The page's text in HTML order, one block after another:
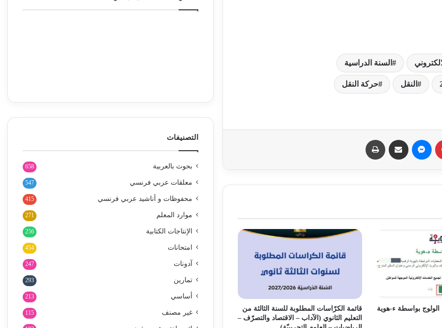
السنة الدراسية
النقل حركة النقل
الولوج بواسطة ء-هوية
قائمة الكرّاسات المطلوبة للسنة الثالثة من
التعليم الثانوي (الآداب – الاقتصاد والتصرّف –
التصنيفات
بحوث بالعربية 658
معلقات عربي فرنسي 547
محفوظات و أناشيد عربي فرنسي 415
موارد المعلم 271
الإنتاجات الكتابية 256
امتحانات 454
آدونات 247
تمارين 293
أساسي 213
غير مصنف 115